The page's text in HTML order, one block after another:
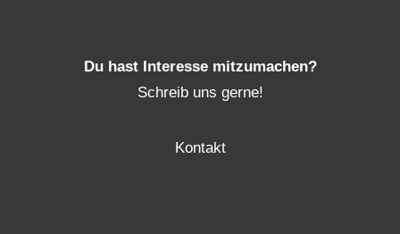
Du hast Interesse mitzumachen?
Schreib uns gerne!
Kontakt